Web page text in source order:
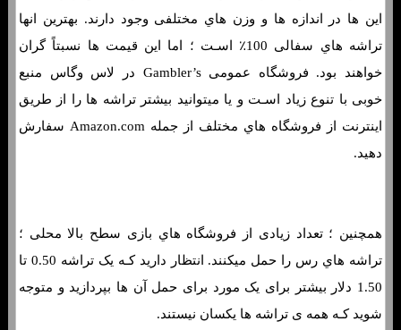
این ها در اندازه ها و وزن هاي‌ مختلفی وجود دارند. بهترین انها
تراشه هاي‌ سفالی 100٪ اسـت ؛ اما این قیمت ها نسبتاً گران
خواهند بود. فروشگاه عمومی Gambler’s در لاس وگاس منبع
خوبی با تنوع زیاد اسـت و یا میتوانید بیشتر تراشه ها را از طریق
اینترنت از فروشگاه هاي‌ مختلف از جمله Amazon.com سفارش
دهید.
همچنین ؛ تعداد زیادی از فروشگاه هاي‌ بازی سطح بالا محلی ؛
تراشه هاي‌ رس را حمل میکنند. انتظار دارید کـه یک تراشه 0.50 تا
1.50 دلار بیشتر برای یک مورد برای حمل آن ها بپردازید و متوجه
شوید کـه همه ی تراشه ها یکسان نیستند.